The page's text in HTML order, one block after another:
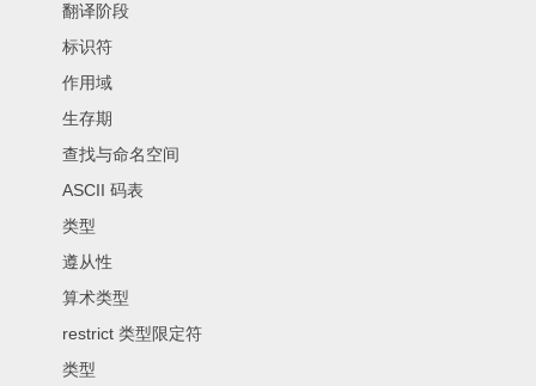
翻译阶段
标识符
作用域
生存期
查找与命名空间
ASCII 码表
类型
遵从性
算术类型
restrict 类型限定符
类型